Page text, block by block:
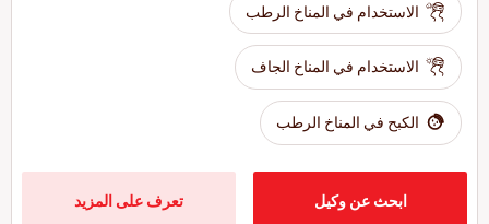
الاستخدام في المناخ الرطب
الاستخدام في المناخ الجاف
الكبح في المناخ الرطب
ابحث عن وكيل تعرف على المزيد